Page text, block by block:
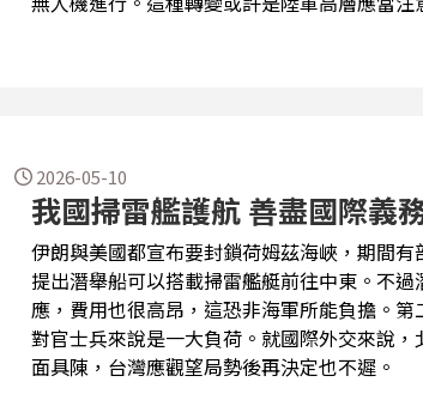
我國掃雷艦護航 善盡國際義
伊朗與美國都宣布要封鎖荷姆茲海峽，期間
提出潛舉船可以搭載掃雷艦艇前往中東。不
應，費用也很高昂，這恐非海軍所能負擔。
對官士兵來說是一大負荷。就國際外交來說
面具陳，台灣應觀望局勢後再決定也不遲。
2026-05-10